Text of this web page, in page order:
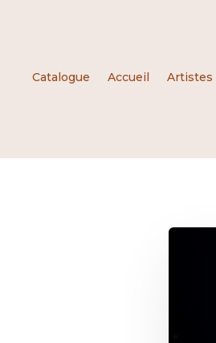
Catalogue Accueil Artistes